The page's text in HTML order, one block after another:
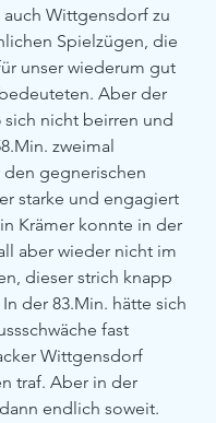
auch Wittgensdorf zu
Spielzügen, die
unser wiederum gut
Aber der
nicht beirren und
zweimal
gegnerischen
starke und engagiert
Krämer konnte in der
aber wieder nicht im
dieser strich knapp
der 83.Min. hätte sich
fast
Wittgensdorf
traf. Aber in der
endlich soweit.